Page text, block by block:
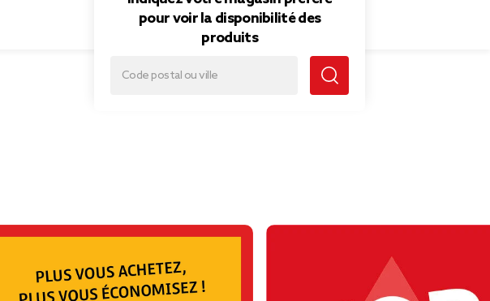
pour voir la disponibilité des
produits